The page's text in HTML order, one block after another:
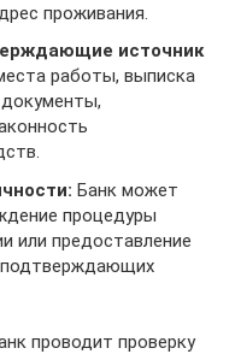
проживания.
источник
работы, выписка
документы,
Банк может
процедуры
или предоставление
подтверждающих
проводит проверку